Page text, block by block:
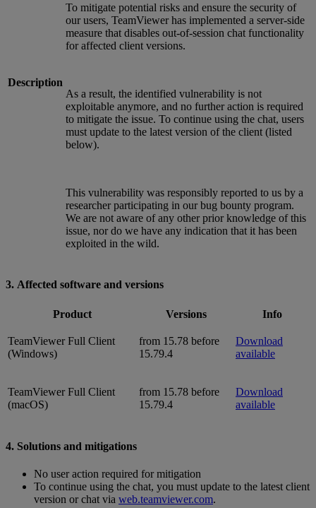
Description
To mitigate potential risks and ensure the security of
our users, TeamViewer has implemented a server-side
measure that disables out-of-session chat functionality
for affected client versions.
As a result, the identified vulnerability is not
exploitable anymore, and no further action is required
to mitigate the issue. To continue using the chat, users
must update to the latest version of the client (listed
below).
This vulnerability was responsibly reported to us by a
researcher participating in our bug bounty program.
We are not aware of any other prior knowledge of this
issue, nor do we have any indication that it has been
exploited in the wild.
3. Affected software and versions
Product Versions Info
TeamViewer Full Client
(Windows)
from 15.78 before
15.79.4
Download
available
TeamViewer Full Client
(macOS)
from 15.78 before
15.79.4
Download
available
4. Solutions and mitigations
No user action required for mitigation
To continue using the chat, you must update to the latest client
version or chat via web.teamviewer.com.